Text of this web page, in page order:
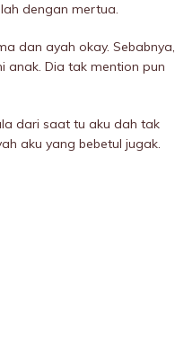
dengan mertua.
dan ayah okay. Sebabnya,
anak. Dia tak mention pun
dari saat tu aku dah tak
aku yang bebetul jugak.